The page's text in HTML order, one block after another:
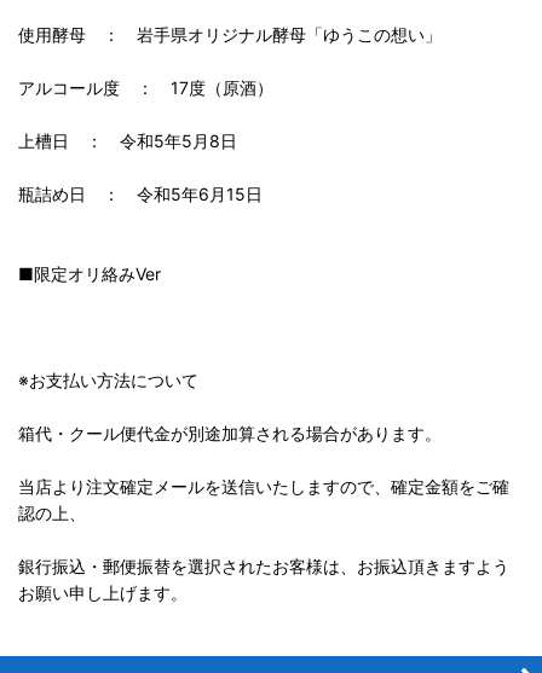
使用酵母 ： 岩手県オリジナル酵母「ゆうこの想い」
アルコール度 ： 17度（原酒）
上槽日 ： 令和5年5月8日
瓶詰め日 ： 令和5年6月15日
■限定オリ絡みVer
※お支払い方法について
箱代・クール便代金が別途加算される場合があります。
当店より注文確定メールを送信いたしますので、確定金額をご確
認の上、
銀行振込・郵便振替を選択されたお客様は、お振込頂きますよう
お願い申し上げます。